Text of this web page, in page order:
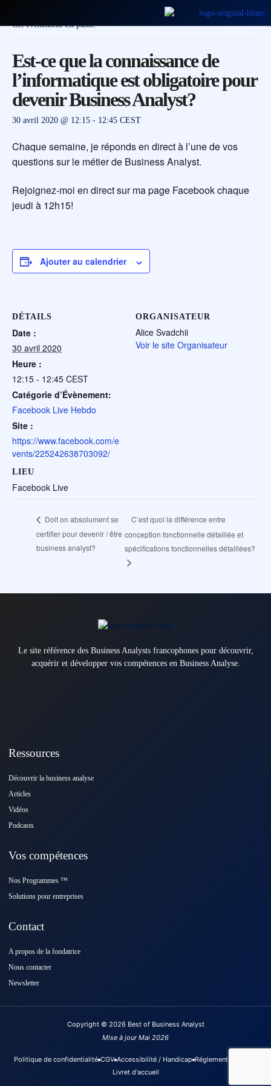
Cet évènement est passé.
Est-ce que la connaissance de
l’informatique est obligatoire pour
devenir Business Analyst?
30 avril 2020 @ 12:15 - 12:45 CEST
Chaque semaine, je réponds en direct à l’une de vos
questions sur le métier de Business Analyst.
Rejoignez-moi en direct sur ma page Facebook chaque
jeudi à 12h15!
Ajouter au calendrier
DÉTAILS
Date :
30 avril 2020
Heure :
12:15 - 12:45 CEST
Catégorie d’Évènement:
Facebook Live Hebdo
Site :
https://www.facebook.com/e
vents/225242638703092/
LIEU
Facebook Live
ORGANISATEUR
Alice Svadchii
Voir le site Organisateur
Doit on absolument se
certifier pour devenir / être
business analyst?
C’est quoi la différence entre
conception fonctionnelle détaillée et
spécifications fonctionnelles détaillées?
Le site référence des Business Analysts francophones pour découvrir,
acquérir et développer vos compétences en Business Analyse.
Ressources
Découvrir la business analyse
Articles
Vidéos
Podcasts
Vos compétences
Nos Programmes ™️
Solutions pour entreprises
Contact
A propos de la fondatrice
Nous contacter
Newsletter
Copyright © 2026 Best of Business Analyst
Mise à jour Mai 2026
Politique de confidentialité CGV Accessibilité / Handicap Réglement intérieur
Livret d'accueil